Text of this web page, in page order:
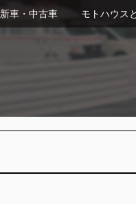
新車・中古車 モトハウス